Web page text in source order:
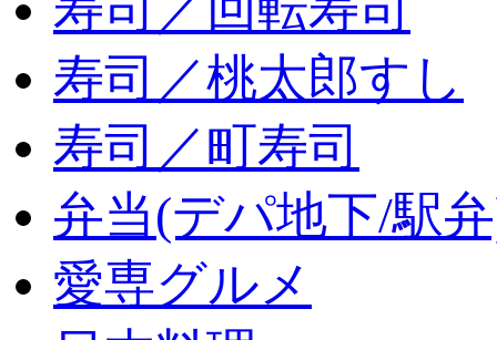
寿司／桃太郎すし
寿司／町寿司
弁当(デパ地下/駅
愛専グルメ